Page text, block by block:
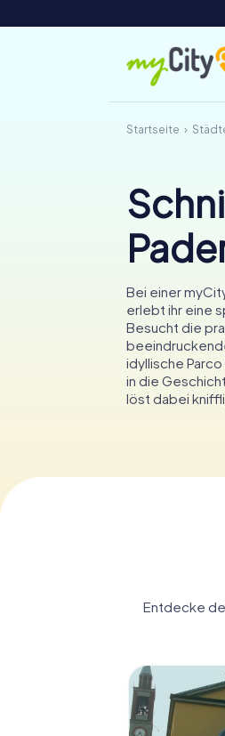
Startseite
Bei einer
erlebt ihr eine
Besucht die
idyllische
in die
löst dabei
Entdecke